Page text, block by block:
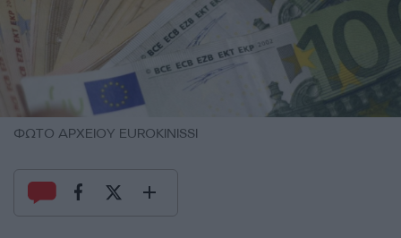
ΦΩΤΟ ΑΡΧΕΙΟΥ EUROKINISSI